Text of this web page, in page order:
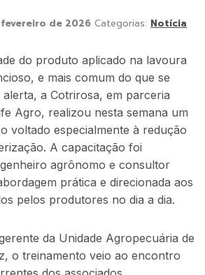
de 2026 Categorias: Notícia
do produto aplicado na lavoura
e mais comum do que se
alerta, a Cotrirosa, em parceria
Agro, realizou nesta semana um
voltado especialmente à redução
A capacitação foi
agrônomo e consultor
prática e direcionada aos
pelos produtores no dia a dia.
da Unidade Agropecuária de
o treinamento veio ao encontro